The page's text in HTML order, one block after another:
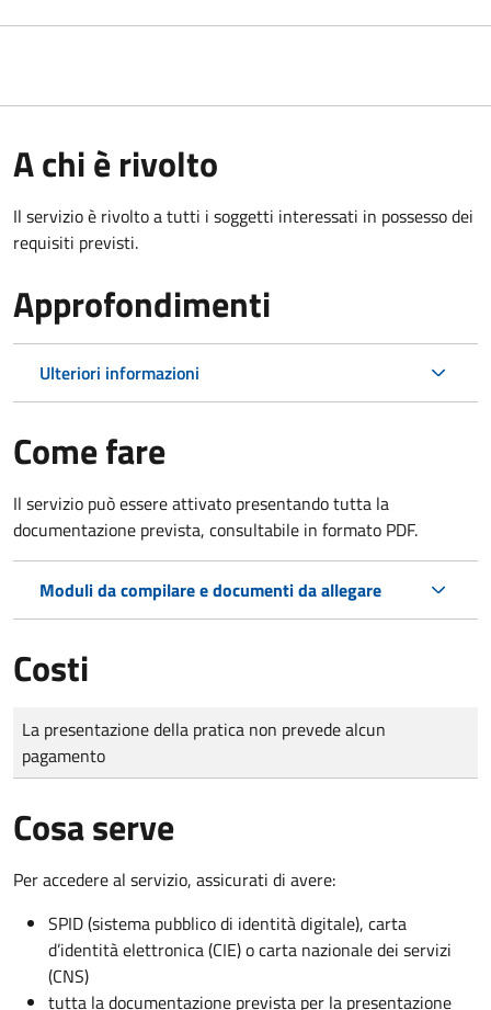
A chi è rivolto
Il servizio è rivolto a tutti i soggetti interessati in possesso dei
requisiti previsti.
Approfondimenti
Ulteriori informazioni
Come fare
Il servizio può essere attivato presentando tutta la
documentazione prevista, consultabile in formato PDF.
Moduli da compilare e documenti da allegare
Costi
Tipo di pagamento
Importo
La presentazione della pratica non prevede alcun
pagamento
Cosa serve
Per accedere al servizio, assicurati di avere:
SPID (sistema pubblico di identità digitale), carta
d’identità elettronica (CIE) o carta nazionale dei servizi
(CNS)
tutta la documentazione prevista per la presentazione